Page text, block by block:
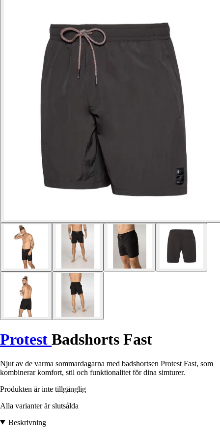
Protest Badshorts Fast
Njut av de varma sommardagarna med badshortsen Protest Fast, som
kombinerar komfort, stil och funktionalitet för dina simturer.
Produkten är inte tillgänglig
Alla varianter är slutsålda
Beskrivning